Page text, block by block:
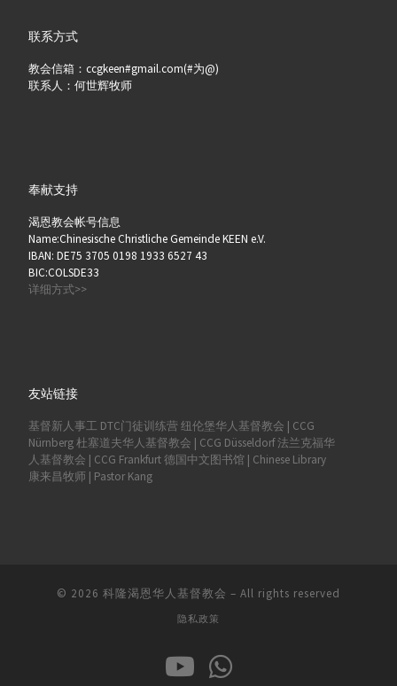
联系方式
教会信箱：ccgkeen#gmail.com(#为@)
联系人：何世辉牧师
奉献支持
渴恩教会帐号信息
Name:Chinesische Christliche Gemeinde KEEN e.V.
IBAN: DE75 3705 0198 1933 6527 43
BIC:COLSDE33
详细方式>>
友站链接
基督新人事工 DTC门徒训练营 纽伦堡华人基督教会 | CCG
Nürnberg 杜塞道夫华人基督教会 | CCG Düsseldorf 法兰克福华
人基督教会 | CCG Frankfurt 德国中文图书馆 | Chinese Library
康来昌牧师 | Pastor Kang
© 2026 科隆渴恩华人基督教会 – All rights reserved
隐私政策